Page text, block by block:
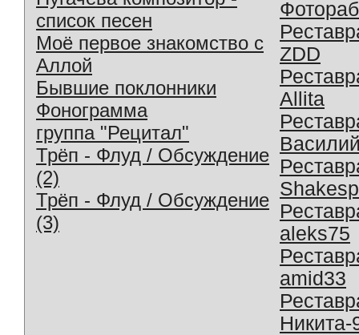
список песен
Моё первое знакомство с
Аллой
Бывшие поклонники
Фонограмма
группа "Рецитал"
Трёп - Флуд / Обсуждение
(2)
Трёп - Флуд / Обсуждение
(3)
ZDD
Allita
aleks75
amid33
Никита-